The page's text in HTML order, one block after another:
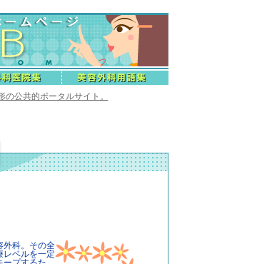
公共的ポータルサイト。
外科。その全
レベルを一定